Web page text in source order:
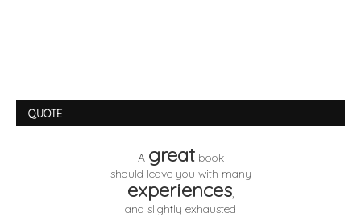
QUOTE
A greatbook
should leave you with many
experiences,
and slightly exhausted